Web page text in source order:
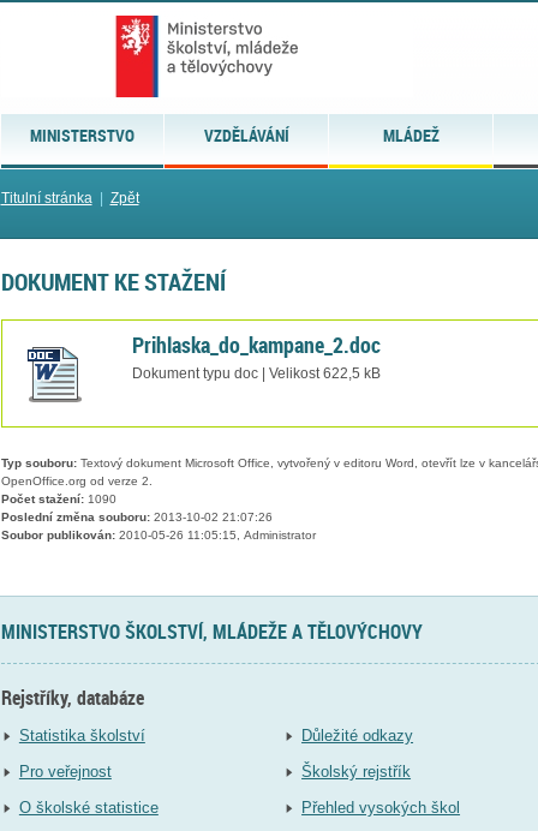
MINISTERSTVO VZDĚLÁVÁNÍ MLÁDEŽ
Titulní stránka| Zpět
DOKUMENT KE STAŽENÍ
Prihlaska_do_kampane_2.doc
Dokument typu doc | Velikost 622,5 kB
Typ souboru:Textový dokument Microsoft Office, vytvořený v editoru Word, otevřít lze v
OpenOffice.org od verze 2.
Počet stažení:1090
Poslední změna souboru:2013-10-02 21:07:26
Soubor publikován:2010-05-26 11:05:15, Administrator
MINISTERSTVO ŠKOLSTVÍ, MLÁDEŽE A TĚLOVÝCHOVY
Rejstříky, databáze
Statistika školství
Pro veřejnost
O školské statistice
Důležité odkazy
Školský rejstřík
Přehled vysokých škol